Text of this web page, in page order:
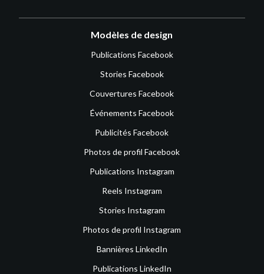
Modèles de design
Publications Facebook
Stories Facebook
Couvertures Facebook
Événements Facebook
Publicités Facebook
Photos de profil Facebook
Publications Instagram
Reels Instagram
Stories Instagram
Photos de profil Instagram
Bannières LinkedIn
Publications LinkedIn